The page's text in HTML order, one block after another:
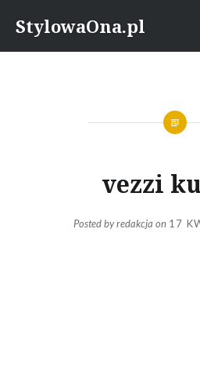
content
StylowaOna.pl
vezzi
Posted byredakcja on 17